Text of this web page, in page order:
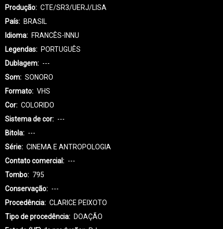
Produção
CTE/SR3/UERJ/LISA
País
BRASIL
Idioma
FRANCÊS-INNU
Legendas
PORTUGUÊS
Dublagem
---
Som
SONORO
Formato
VHS
Cor
COLORIDO
Sistema de cor
---
Bitola
---
Série
CINEMA E ANTROPOLOGIA
Contato comercial
---
Tombo
795
Conservação
---
Procedência
CLARICE PEIXOTO
Tipo de procedência
DOAÇÃO